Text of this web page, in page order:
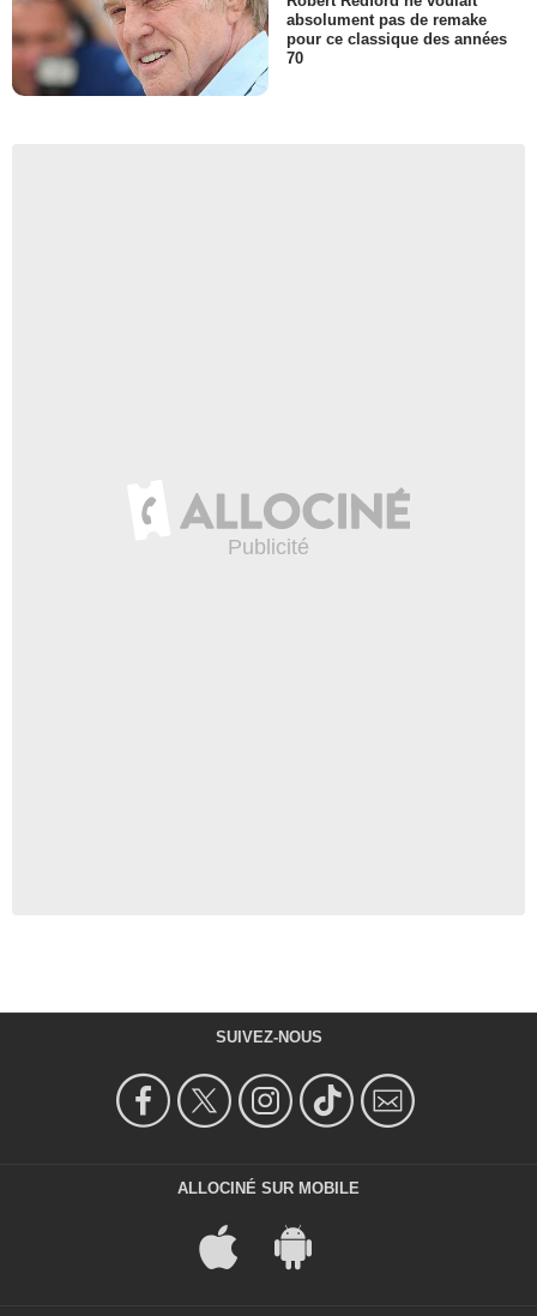
absolument pas de remake
pour ce classique des années
70
SUIVEZ-NOUS
ALLOCINÉ SUR MOBILE